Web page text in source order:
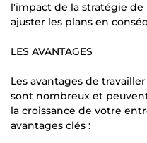
l'impact de la stratégie
ajuster les plans en
LES AVANTAGES
Les avantages de
sont nombreux et
la croissance de votre
avantages clés :